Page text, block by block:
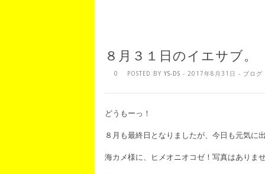
８月３１日のイエサブ。
0 POSTED BY YS-DS - 2017年8月31日 - ブログ
どうもーっ！
８月も最終日となりましたが、今日も元気に
海カメ様に、ヒメオニオコゼ！写真はありま